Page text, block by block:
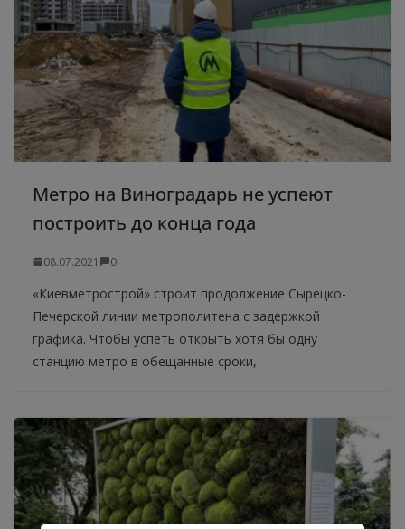
Метро на Виноградарь не успеют
построить до конца года
08.07.2021 0
«Киевметрострой» строит продолжение Сырецко-
Печерской линии метрополитена с задержкой
графика. Чтобы успеть открыть хотя бы одну
станцию метро в обещанные сроки,